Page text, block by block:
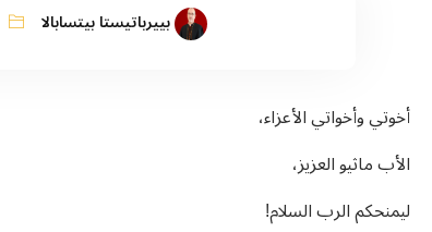
بييرباتيستا بيتسابالا
أخوتي وأخواتي الأعزاء،
الأب ماثيو العزيز،
ليمنحكم الرب السلام!